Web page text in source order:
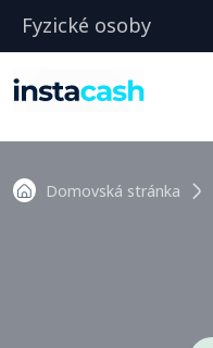
Fyzické osoby
Domovská stránka